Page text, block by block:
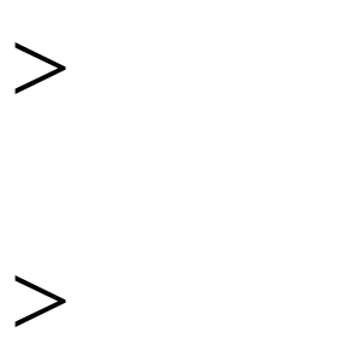
点
舆
>
>